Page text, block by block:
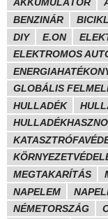
AKKUMULÁTOR
BENZINÁR
DIY
E.ON
ELEKTROMOS
GLOBÁLIS
HULLADÉK
MEGTAKARÍTÁS
NAPELEM
NÉMETORSZÁG